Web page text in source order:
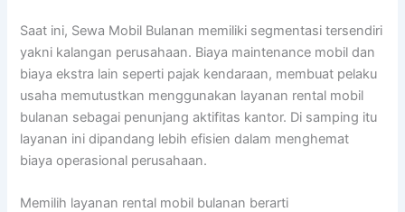
Saat ini, Sewa Mobil Bulanan memiliki segmentasi tersendiri
yakni kalangan perusahaan. Biaya maintenance mobil dan
biaya ekstra lain seperti pajak kendaraan, membuat pelaku
usaha memutustkan menggunakan layanan rental mobil
bulanan sebagai penunjang aktifitas kantor. Di samping itu
layanan ini dipandang lebih efisien dalam menghemat
biaya operasional perusahaan.
Memilih layanan rental mobil bulanan berarti